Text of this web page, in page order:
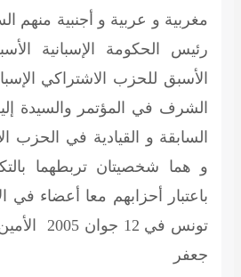
مغربية و عربية و أجنبية منهم
رئيس الحكومة الإسبانية
الأسبق للحزب الاشتراكي
الشرف في المؤتمر والسيدة
السابقة و القيادية في الحزب
و هما شخصيتان تربطهما
باعتبار أحزابهم معا أعضاء في
تونس في 12 جوان ‏2005 الأمين العام
جعفر